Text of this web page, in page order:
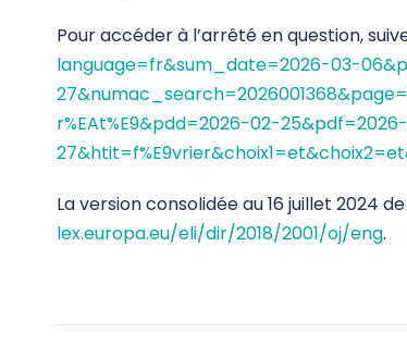
Pour accéder à l’arrêté en question,
language=fr&sum_date=2026-03-
r%EAt%E9&pdd=2026-02-
La version consolidée au 16 juillet 2024
lex.europa.eu/eli/dir/2018/2001/oj/eng.